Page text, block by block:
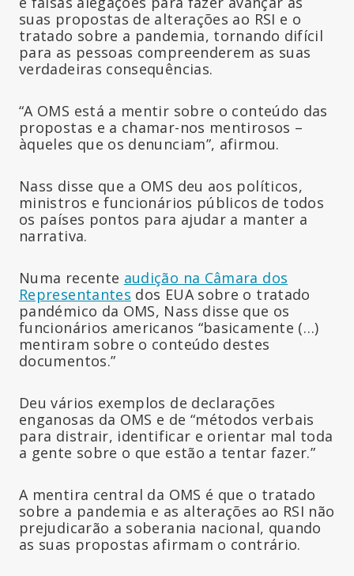
suas propostas de alterações ao RSI e o
tratado sobre a pandemia, tornando difícil
para as pessoas compreenderem as suas
verdadeiras consequências.
“A OMS está a mentir sobre o conteúdo das
propostas e a chamar-nos mentirosos –
àqueles que os denunciam”, afirmou.
Nass disse que a OMS deu aos políticos,
ministros e funcionários públicos de todos
os países pontos para ajudar a manter a
narrativa.
Numa recente audição na Câmara dos
Representantes dos EUA sobre o tratado
pandémico da OMS, Nass disse que os
funcionários americanos “basicamente (…)
mentiram sobre o conteúdo destes
documentos.”
Deu vários exemplos de declarações
enganosas da OMS e de “métodos verbais
para distrair, identificar e orientar mal toda
a gente sobre o que estão a tentar fazer.”
A mentira central da OMS é que o tratado
sobre a pandemia e as alterações ao RSI não
prejudicarão a soberania nacional, quando
as suas propostas afirmam o contrário.